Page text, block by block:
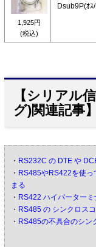
1,925円
(税込)
Dsub9P(ｵｽ
【シリアル
グ)関連記事】
・ RS232C の DTE や
・ RS485やRS422を使っ
まる
・ RS422 ハイパーターミ
・ RS485 の シンクロス
・ RS485の不具合のシン